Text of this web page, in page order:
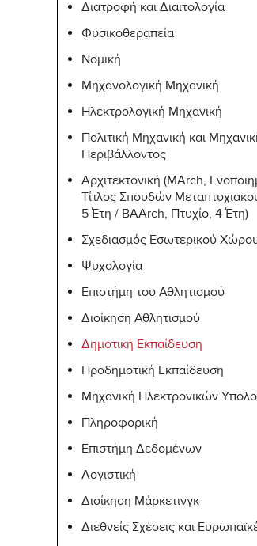
Διατροφή και Διαιτολογία
Φυσικοθεραπεία
Νομική
Μηχανολογική Μηχανική
Ηλεκτρολογική Μηχανική
Πολιτική Μηχανική και
Περιβάλλοντος
Αρχιτεκτονική (MArch,
Τίτλος Σπουδών
5 Έτη / BAArch, Πτυχίο, 4 Έτη)
Σχεδιασμός Εσωτερικού
Ψυχολογία
Επιστήμη του Αθλητισμού
Διοίκηση Αθλητισμού
Δημοτική Εκπαίδευση
Προδημοτική Εκπαίδευση
Μηχανική Ηλεκτρονικών
Πληροφορική
Επιστήμη Δεδομένων
Λογιστική
Διοίκηση Μάρκετινγκ
Διεθνείς Σχέσεις και